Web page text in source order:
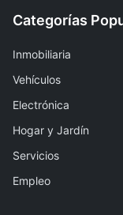
Categorías
Inmobiliaria
Vehículos
Electrónica
Hogar y Jardín
Servicios
Empleo